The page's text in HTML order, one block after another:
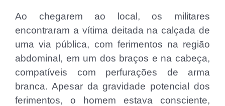
Ao chegarem ao local, os militares
encontraram a vítima deitada na calçada de
uma via pública, com ferimentos na região
abdominal, em um dos braços e na cabeça,
compatíveis com perfurações de arma
branca. Apesar da gravidade potencial dos
ferimentos, o homem estava consciente,